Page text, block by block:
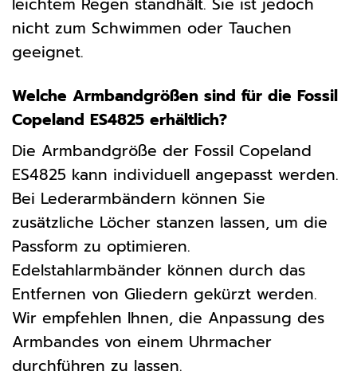
nicht zum Schwimmen oder Tauchen
geeignet.
Welche Armbandgrößen sind für die Fossil
Copeland ES4825 erhältlich?
Die Armbandgröße der Fossil Copeland
ES4825 kann individuell angepasst werden.
Bei Lederarmbändern können Sie
zusätzliche Löcher stanzen lassen, um die
Passform zu optimieren.
Edelstahlarmbänder können durch das
Entfernen von Gliedern gekürzt werden.
Wir empfehlen Ihnen, die Anpassung des
Armbandes von einem Uhrmacher
durchführen zu lassen.